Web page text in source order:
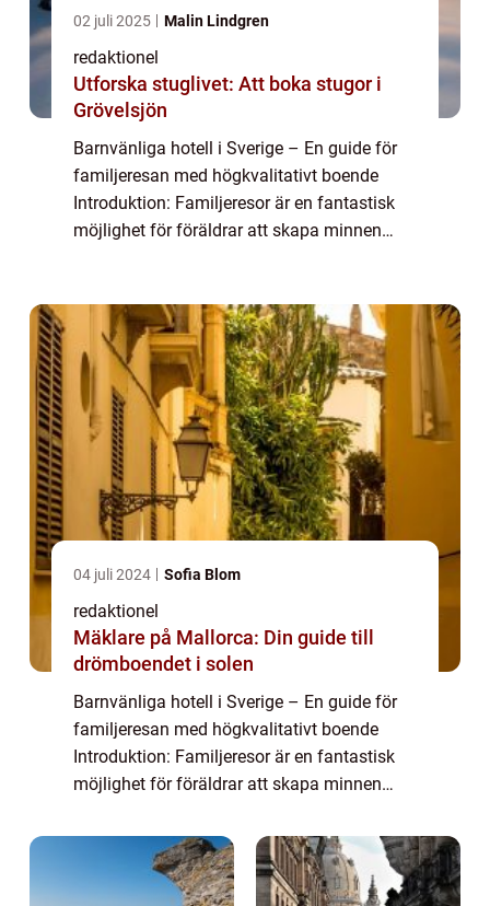
02 juli 2025 Malin Lindgren
redaktionel
Utforska stuglivet: Att boka stugor i
Grövelsjön
Barnvänliga hotell i Sverige – En guide för
familjeresan med högkvalitativt boende
Introduktion: Familjeresor är en fantastisk
möjlighet för föräldrar att skapa minnen
04 juli 2024 Sofia Blom
redaktionel
Mäklare på Mallorca: Din guide till
drömboendet i solen
Barnvänliga hotell i Sverige – En guide för
familjeresan med högkvalitativt boende
Introduktion: Familjeresor är en fantastisk
möjlighet för föräldrar att skapa minnen
dessa resor så bekväma och trevliga ...